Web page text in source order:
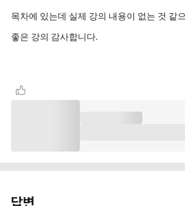
목차에 있는데 실제 강의 내용이 없는 것 같
좋은 강의 감사합니다.
답변